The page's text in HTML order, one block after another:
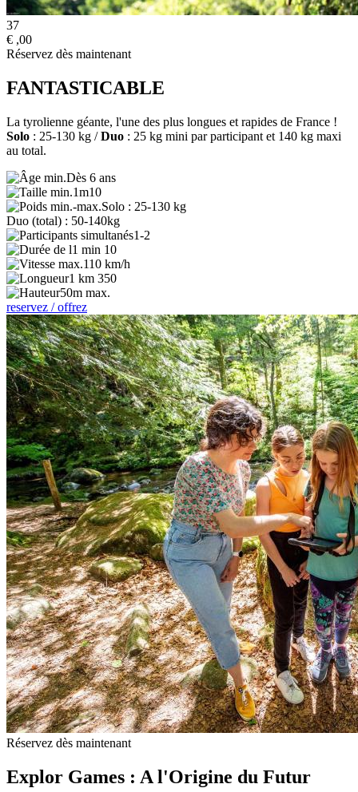
37
€ ,00
Réservez dès maintenant
FANTASTICABLE
La tyrolienne géante, l'une des plus longues et rapides de France !
Solo : 25-130 kg /Duo : 25 kg mini par participant et 140 kg maxi
au total.
Dès 6 ans
1m10
Solo : 25-130 kg
Duo (total) : 50-140kg
1-2
1 min 10
110 km/h
1 km 350
50m max.
reservez / offrez
Réservez dès maintenant
Explor Games : A l'Origine du Futur